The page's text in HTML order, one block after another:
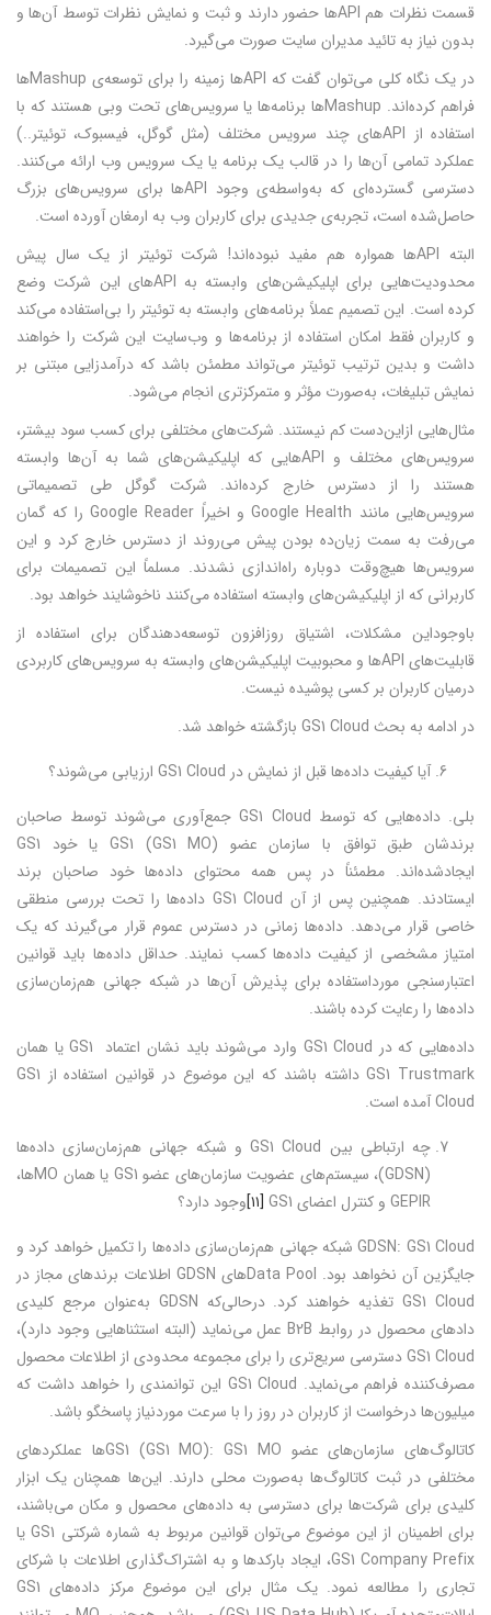
قسمت نظرات هم APIها حضور دارند و ثبت و نمایش نظرات توسط آن‌ها و
بدون نیاز به تائید مدیران سایت صورت می‌گیرد.
در یک نگاه کلی می‌توان گفت که APIها زمینه را برای توسعه‌ی Mashupها
فراهم کرده‌اند. Mashupها برنامه‌ها یا سرویس‌های تحت وبی هستند که با
استفاده از APIهای چند سرویس‌ مختلف (مثل گوگل، فیسبوک، توئیتر..)
عملکرد تمامی آن‌ها را در قالب یک برنامه یا یک سرویس وب ارائه می‌کنند.
دسترسی گسترده‌ای که به‌واسطه‌ی وجود APIها برای سرویس‌های بزرگ
حاصل‌شده است، تجربه‌ی جدیدی برای کاربران وب به ارمغان آورده است.
البته APIها همواره هم مفید نبوده‌اند! شرکت توئیتر از یک سال پیش
محدودیت‌هایی برای اپلیکیشن‌های وابسته به APIهای این شرکت وضع
کرده است. این تصمیم عملاً برنامه‌های وابسته به توئیتر را بی‌استفاده می‌کند
و کاربران فقط امکان استفاده از برنامه‌ها و وب‌سایت این شرکت را خواهند
داشت و بدین ترتیب توئیتر می‌تواند مطمئن باشد که درآمدزایی مبتنی بر
نمایش تبلیغات، به‌صورت مؤثر و متمرکزتری انجام می‌شود.
مثال‌هایی ازاین‌دست کم نیستند. شرکت‌های مختلفی برای کسب سود بیشتر،
سرویس‌های مختلف و APIهایی که اپلیکیشن‌های شما به آن‌ها وابسته
هستند را از دسترس خارج کرده‌اند. شرکت گوگل طی تصمیماتی
سرویس‌هایی مانند Google Health و اخیراً Google Reader را که گمان
می‌ر‌فت به سمت زیان‌ده بودن پیش می‌روند از دسترس خارج کرد و این
سرویس‌ها هیچ‌وقت دوباره راه‌اندازی نشدند. مسلماً این تصمیمات برای
کاربرانی که از اپلیکیشن‌های وابسته استفاده می‌کنند ناخوشایند خواهد بود.
باوجوداین مشکلات، اشتیاق روزافزون توسعه‌دهندگان برای استفاده از
قابلیت‌های APIها و محبوبیت اپلیکیشن‌های وابسته به سرویس‌های کاربردی
درمیان کاربران بر کسی پوشیده نیست.
در ادامه به بحث GS1 Cloud بازگشته خواهد شد.
آیا کیفیت داده‌ها قبل از نمایش در GS1 Cloud ارزیابی می‌شوند؟
بلی. داده‌هایی که توسط GS1 Cloud جمع‌آوری می‌شوند توسط صاحبان
برندشان طبق توافق با سازمان عضو GS1 (GS1 MO) یا خود GS1
ایجادشده‌اند. مطمئناً در پس همه محتوای داده‌ها خود صاحبان برند
ایستادند. همچنین پس از آن GS1 Cloud داده‌ها را تحت بررسی منطقی
خاصی قرار می‌دهد. داده‌ها زمانی در دسترس عموم قرار می‌گیرند که یک
امتیاز مشخصی از کیفیت داده‌ها کسب نمایند. حداقل داده‌ها باید قوانین
اعتبارسنجی مورداستفاده برای پذیرش آن‌ها در شبکه جهانی هم‌زمان‌سازی
داده‌ها را رعایت کرده باشند.
داده‌هایی که در GS1 Cloud وارد می‌شوند باید نشان اعتماد GS1 یا همان
GS1 Trustmark داشته باشند که این موضوع در قوانین استفاده از GS1
Cloud آمده است.
چه ارتباطی بین GS1 Cloud و شبکه جهانی هم‌زمان‌سازی داده‌ها
(GDSN)، سیستم‌های عضویت سازمان‌های عضو GS1 یا همان MOها،
GEPIR و کنترل اعضای GS1
[۱۱] وجود دارد؟
GDSN: GS1 Cloud شبکه جهانی هم‌زمان‌سازی داده‌ها را تکمیل خواهد کرد و
جایگزین آن نخواهد بود. Data Poolهای GDSN اطلاعات برندهای مجاز در
GS1 Cloud تغذیه خواهند کرد. درحالی‌که GDSN به‌عنوان مرجع کلیدی
دادهای محصول در روابط B2B عمل می‌نماید (البته استثناهایی وجود دارد)،
GS1 Cloud دسترسی سریع‌تری را برای مجموعه محدودی از اطلاعات محصول
مصرف‌کننده فراهم می‌نماید. GS1 Cloud این توانمندی را خواهد داشت که
میلیون‌ها درخواست از کاربران در روز را با سرعت موردنیاز پاسخگو باشد.
کاتالوگ‌های سازمان‌های عضو GS1 (GS1 MO): GS1 MOها عملکردهای
مختلفی در ثبت کاتالوگ‌ها به‌صورت محلی دارند. این‌ها همچنان یک ابزار
کلیدی برای شرکت‌ها برای دسترسی به داده‌های محصول و مکان می‌باشند،
برای اطمینان از این موضوع می‌توان قوانین مربوط به شماره شرکتی GS1 یا
GS1 Company Prefix، ایجاد بارکدها و به اشتراک‌گذاری اطلاعات با شرکای
تجاری را مطالعه نمود. یک مثال برای این موضوع مرکز داده‌های GS1